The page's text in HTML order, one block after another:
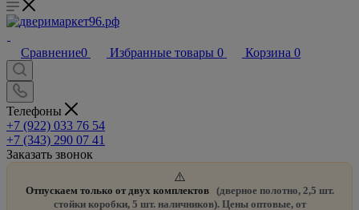
Сравнение0 Избранные товары 0 Корзина 0
Телефоны
+7 (922) 033 76 54
+7 (343) 290 07 41
Заказать звонок
⚠️
Отпускаем только от двух комплектов
(дверное полотно, 2,5 шт.
стойки коробки, 5 шт. наличников). Цены оптовые, от